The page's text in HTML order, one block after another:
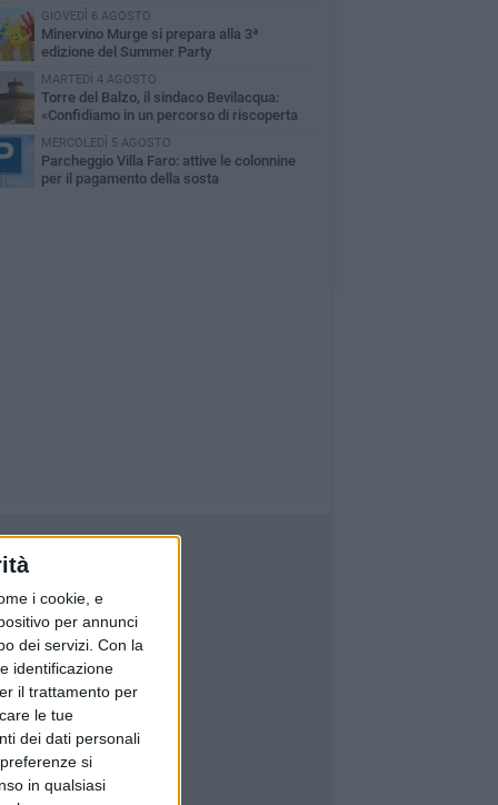
i cookie, e
per annunci
dei servizi. Con la
identificazione
il trattamento per
le tue
dei dati personali
si
in qualsiasi
GIOVEDÌ 6 AGOSTO
Minervino Murge si prepara alla 3ª
edizione del Summer Party
MARTEDÌ 4 AGOSTO
Torre del Balzo, il sindaco Bevilacqua:
«Confidiamo in un percorso di riscoperta
memoria e della storia»
MERCOLEDÌ 5 AGOSTO
Parcheggio Villa Faro: attive le colonnine
per il pagamento della sosta